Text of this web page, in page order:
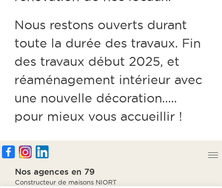
Nous restons ouverts durant
toute la durée des travaux. Fin
des travaux début 2025, et
réaménagement intérieur avec
une nouvelle décoration…..
pour mieux vous accueillir !
Nos agences en 79
Constructeur de maisons NIORT